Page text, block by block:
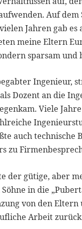
Auf
Jahren gab
meine Eltern
sparsam und
Ingenieur,
Dozent an die
Viele
auch technische
zu
der gütige, aber
Söhne in die
von den
Arbeit